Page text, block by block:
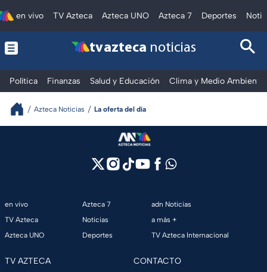
en vivo TV Azteca Azteca UNO Azteca 7 Deportes
tv azteca noticias
Política Finanzas Salud y Educación Clima y Medio Ambiente
Azteca Noticias La oferta del día
en vivo
TV Azteca
Azteca UNO
Azteca 7
Noticias
Deportes
adn Noticias
a más +
TV Azteca Internacional
TV AZTECA CONTACTO